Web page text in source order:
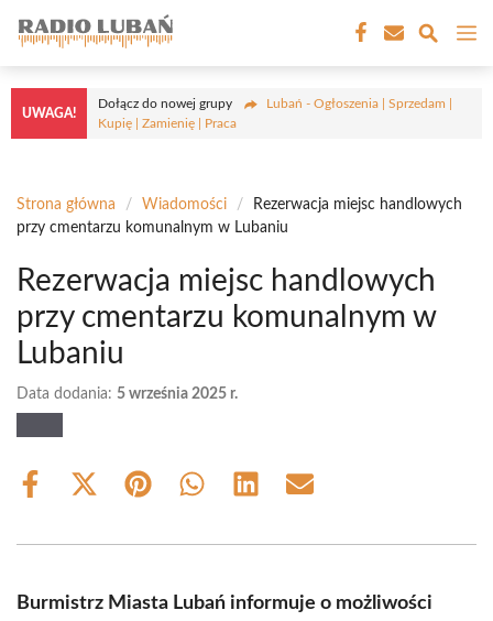
treści
UWAGA!
Dołącz do nowej grupy
Lubań - Ogłoszenia | Sprzedam |
Kupię | Zamienię | Praca
Strona główna / Wiadomości /
Rezerwacja miejsc handlowych
przy cmentarzu komunalnym w Lubaniu
Rezerwacja miejsc handlowych
przy cmentarzu komunalnym w
Lubaniu
Data dodania: 5 września 2025 r.
Share
Share
(Twitter)
Share Share Share Share
Burmistrz Miasta Lubań informuje o możliwości